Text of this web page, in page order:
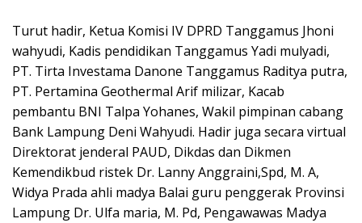
Turut hadir, Ketua Komisi IV DPRD Tanggamus Jhoni
wahyudi, Kadis pendidikan Tanggamus Yadi mulyadi,
PT. Tirta Investama Danone Tanggamus Raditya putra,
PT. Pertamina Geothermal Arif milizar, Kacab
pembantu BNI Talpa Yohanes, Wakil pimpinan cabang
Bank Lampung Deni Wahyudi. Hadir juga secara virtual
Direktorat jenderal PAUD, Dikdas dan Dikmen
Kemendikbud ristek Dr. Lanny Anggraini,Spd, M. A,
Widya Prada ahli madya Balai guru penggerak Provinsi
Lampung Dr. Ulfa maria, M. Pd, Pengawawas Madya